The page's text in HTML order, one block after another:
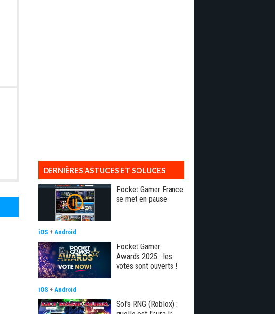
DERNIÈRES ASTUCES ET SOLUCES
Pocket Gamer France
se met en pause
iOS + Android
Pocket Gamer
Awards 2025 : les
votes sont ouverts !
iOS + Android
Sol's RNG (Roblox) :